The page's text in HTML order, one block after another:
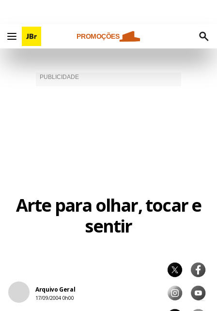
PROMOÇÕES
Arte para olhar, tocar e
sentir
Arquivo Geral
17/09/2004 0h00